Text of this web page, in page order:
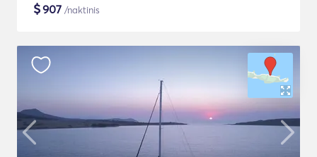
$907 /naktinis